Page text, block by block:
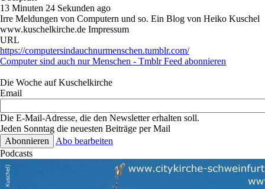
13 Minuten 24 Sekunden ago
Irre Meldungen von Computern und so. Ein Blog von Heiko Kuschel
www.kuschelkirche.de Impressum
URL
https://computersindauchnurmenschen.tumblr.com/
Computer sind auch nur Menschen - Tmblr Feed abonnieren
Die Woche auf Kuschelkirche
Email
Die E-Mail-Adresse, die den Newsletter erhalten soll.
Jeden Sonntag die neuesten Beiträge per Mail
Abo bearbeiten
Podcasts